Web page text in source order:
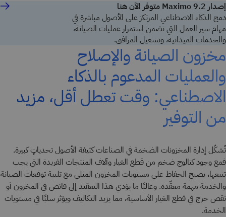
إصدار Maximo 9.2 متوفر الآن هنا
دمج الذكاء الاصطناعي المرتكز على الأصول مباشرة في
مهام سير العمل التي تضمن استمرار عمليات الصيانة،
والخدمات الميدانية، وتشغيل المرافق.
مخزون الصيانة والإصلاح
والعمليات المدعوم بالذكاء
الاصطناعي: وقت تعطل أقل، مزيد
من التوفير
تُشكّل إدارة المخزونات الضخمة في الصناعات كثيفة الأصول تحدياتٍ كبيرة.
فمع وجود كتالوج ضخم من قطع الغيار وآلاف المنتجات الفريدة التي يجب
تتبعها، يصبح الحفاظ على مستويات المخزون المثلى مع تلبية توقعات الصيانة
والخدمة مهمة معقّدة. وغالبًا ما يؤدي هذا التعقيد إلى فائض في المخزون أو
نقص حرج في قطع الغيار الأساسية، مما يزيد التكاليف ويؤثر سلبًا في مستويات
الخدمة.